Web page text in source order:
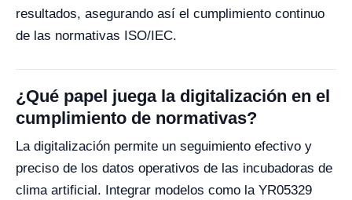
resultados, asegurando así el cumplimiento continuo
de las normativas ISO/IEC.
¿Qué papel juega la digitalización en el
cumplimiento de normativas?
La digitalización permite un seguimiento efectivo y
preciso de los datos operativos de las incubadoras de
clima artificial. Integrar modelos como la YR05329